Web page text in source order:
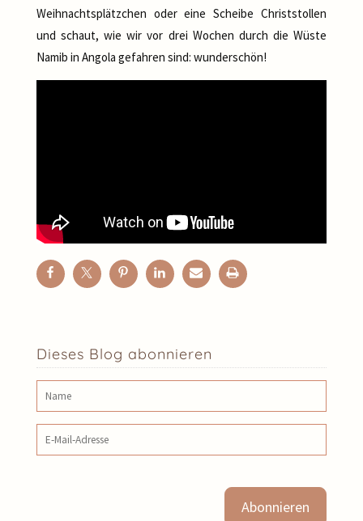
Weihnachtsplätzchen oder eine Scheibe Christstollen
und schaut, wie wir vor drei Wochen durch die Wüste
Namib in Angola gefahren sind: wunderschön!
Dieses Blog abonnieren